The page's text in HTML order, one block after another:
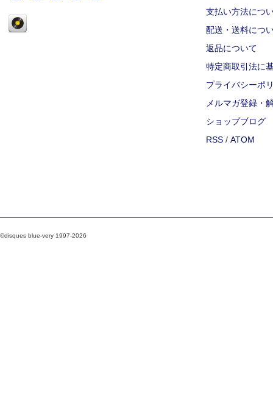
支払い方法につ
配送・送料につ
返品について
特定商取引法に
プライバシーポ
メルマガ登録・
ショップブログ
RSS / ATOM
©disques blue-very 1997-2026